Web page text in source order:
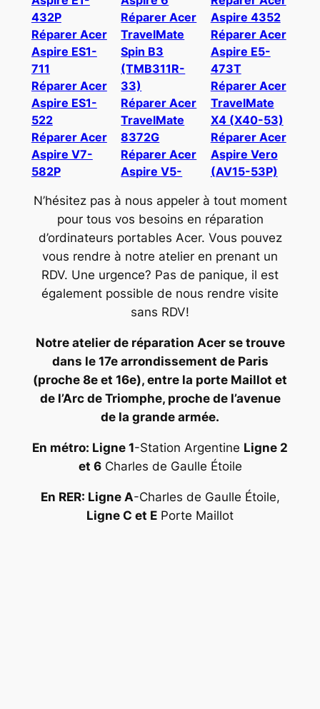
432P
Réparer Acer
Aspire ES1-
711
Réparer Acer
Aspire ES1-
522
Réparer Acer
Aspire V7-
582P
Réparer Acer
TravelMate
Spin B3
(TMB311R-
33)
Réparer Acer
TravelMate
8372G
Réparer Acer
Aspire V5-
Aspire 4352
Réparer Acer
Aspire E5-
473T
Réparer Acer
TravelMate
X4 (X40-53)
Réparer Acer
Aspire Vero
(AV15-53P)
N’hésitez pas à nous appeler à tout moment
pour tous vos besoins en réparation
d’ordinateurs portables Acer. Vous pouvez
vous rendre à notre atelier en prenant un
RDV. Une urgence? Pas de panique, il est
également possible de nous rendre visite
sans RDV!
Notre atelier de réparation Acer se trouve
dans le 17e arrondissement de Paris
(proche 8e et 16e), entre la porte Maillot et
de l’Arc de Triomphe, proche de l’avenue
de la grande armée.
En métro: Ligne 1-Station Argentine Ligne 2
et 6Charles de Gaulle Étoile
En RER: Ligne A-Charles de Gaulle Étoile,
Ligne C et E Porte Maillot